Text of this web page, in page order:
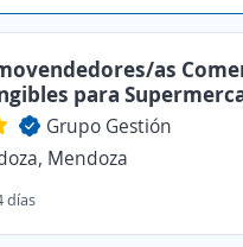
as
para
Grupo Gestión
Mendoza
días